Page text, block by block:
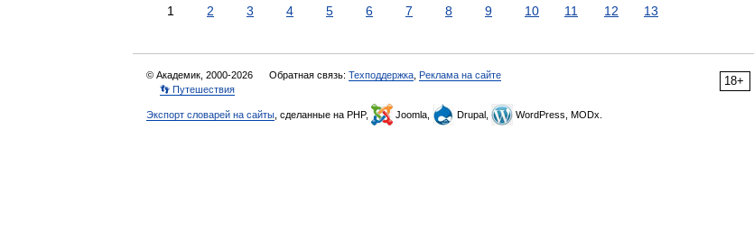
1 2 3 4 5 6 7 8 9 10 11 12 13
18+
© Академик, 2000-2026 Обратная связь: Техподдержка Реклама на сайте
👣 Путешествия
Экспорт словарей на сайты , сделанные на PHP, Joomla, Drupal, WordPress, MODx.